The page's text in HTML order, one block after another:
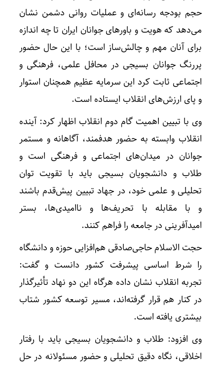
حجم بودجه رسانه‌ای و عملیات روانی دشمن نشان
می‌دهد که هویت و باورهای جوانان ایران تا چه اندازه
برای آنان مهم و چالش‌ساز است؛ با این حال حضور
پررنگ جوانان بسیجی در محافل علمی، فرهنگی و
اجتماعی ثابت کرد این سرمایه عظیم همچنان استوار
و پای ارزش‌های انقلاب ایستاده است.
وی با تبیین اهمیت گام دوم انقلاب اظهار کرد: آینده
انقلاب وابسته به حضور هدفمند، آگاهانه و مستمر
جوانان در میدان‌های اجتماعی و فرهنگی است و
طلاب و دانشجویان بسیجی باید با تقویت توان
تحلیلی و علمی خود، در جهاد تبیین پیش‌قدم باشند
و با مقابله با تحریف‌ها و ناامیدی‌ها، بستر
امیدآفرینی در جامعه را فراهم کنند.
حجت الاسلام حاجی‌صادقی هم‌افزایی حوزه و دانشگاه
را شرط اساسی پیشرفت کشور دانست و گفت:
تجربه انقلاب نشان داده هرگاه این دو نهاد تأثیرگذار
در کنار هم قرار گرفته‌اند، مسیر توسعه کشور شتاب
بیشتری یافته است.
وی افزود: طلاب و دانشجویان بسیجی باید با رفتار
اخلاقی، نگاه دقیق تحلیلی و حضور مسئولانه در حل